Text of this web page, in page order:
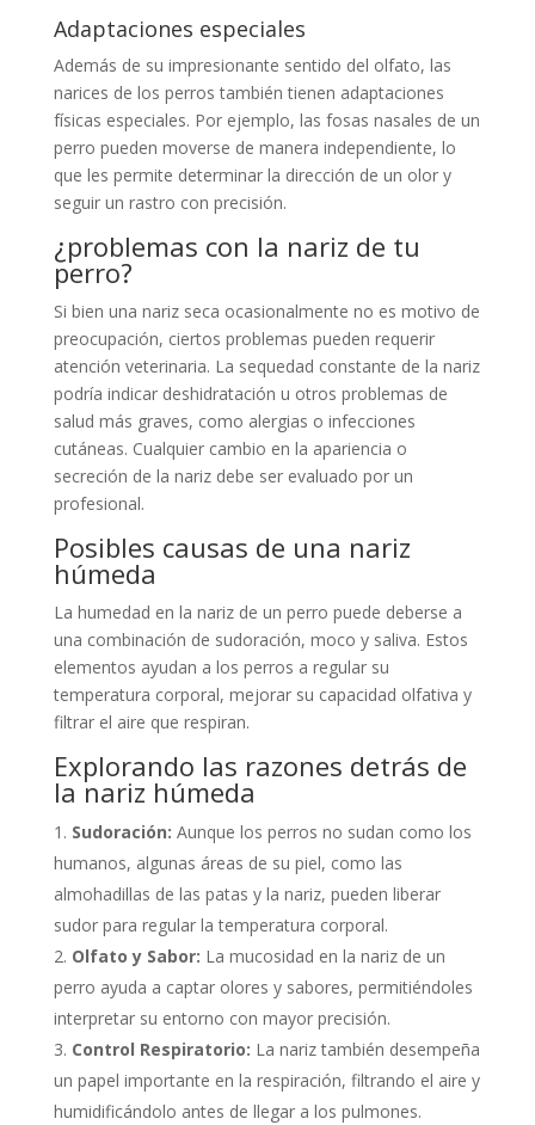
Adaptaciones especiales
Además de su impresionante sentido del olfato, las
narices de los perros también tienen adaptaciones
físicas especiales. Por ejemplo, las fosas nasales de un
perro pueden moverse de manera independiente, lo
que les permite determinar la dirección de un olor y
seguir un rastro con precisión.
¿problemas con la nariz de tu
perro?
Si bien una nariz seca ocasionalmente no es motivo de
preocupación, ciertos problemas pueden requerir
atención veterinaria. La sequedad constante de la nariz
podría indicar deshidratación u otros problemas de
salud más graves, como alergias o infecciones
cutáneas. Cualquier cambio en la apariencia o
secreción de la nariz debe ser evaluado por un
profesional.
Posibles causas de una nariz
húmeda
La humedad en la nariz de un perro puede deberse a
una combinación de sudoración, moco y saliva. Estos
elementos ayudan a los perros a regular su
temperatura corporal, mejorar su capacidad olfativa y
filtrar el aire que respiran.
Explorando las razones detrás de
la nariz húmeda
Sudoración: Aunque los perros no sudan como los
humanos, algunas áreas de su piel, como las
almohadillas de las patas y la nariz, pueden liberar
sudor para regular la temperatura corporal.
Olfato y Sabor: La mucosidad en la nariz de un
perro ayuda a captar olores y sabores, permitiéndoles
interpretar su entorno con mayor precisión.
Control Respiratorio: La nariz también desempeña
un papel importante en la respiración, filtrando el aire y
humidificándolo antes de llegar a los pulmones.